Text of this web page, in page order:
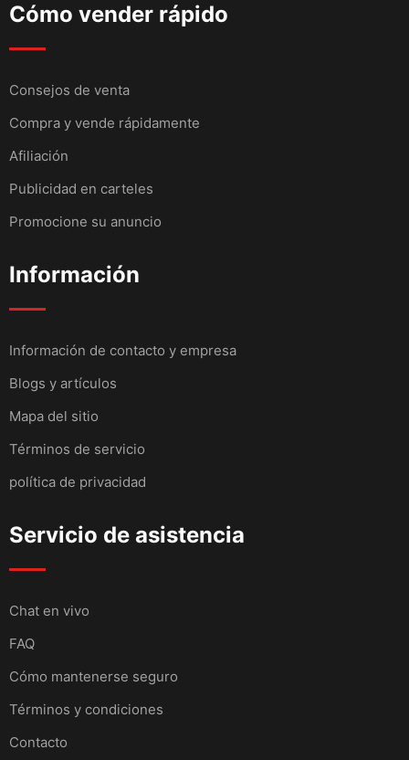
Cómo vender rápido
Consejos de venta
Compra y vende rápidamente
Afiliación
Publicidad en carteles
Promocione su anuncio
Información
Información de contacto y empresa
Blogs y artículos
Mapa del sitio
Términos de servicio
política de privacidad
Servicio de asistencia
Chat en vivo
FAQ
Cómo mantenerse seguro
Términos y condiciones
Contacto